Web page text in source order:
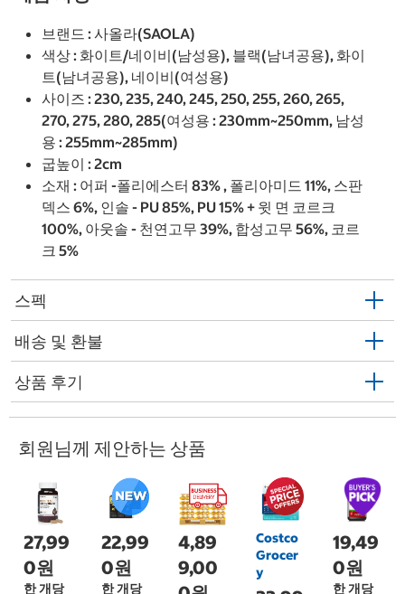
브랜드 : 사올라(SAOLA)
색상 : 화이트/네이비(남성용), 블랙(남녀공용), 화이
트(남녀공용), 네이비(여성용)
사이즈 : 230, 235, 240, 245, 250, 255, 260, 265,
270, 275, 280, 285(여성용 : 230mm~250mm, 남성
용 : 255mm~285mm)
굽높이 : 2cm
소재 : 어퍼 -폴리에스터 83% , 폴리아미드 11%, 스판
덱스 6%, 인솔 - PU 85%, PU 15% + 윗 면 코르크
100%, 아웃솔 - 천연고무 39%, 합성고무 56%, 코르
크 5%
스펙
배송 및 환불
상품 후기
회원님께 제안하는 상품
27,99
0원
한 개당
22,99
0원
한 개당
4,89
9,00
Costco
Grocer
y
19,49
0원
한 개당